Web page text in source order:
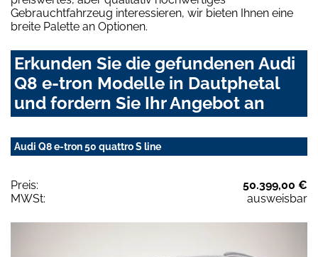
Gebrauchtfahrzeug interessieren, wir bieten Ihnen eine
breite Palette an Optionen.
Erkunden Sie die gefundenen Audi
Q8 e-tron Modelle in Dautphetal
und fordern Sie Ihr Angebot an
Audi Q8 e-tron 50 quattro S line
Preis:
50.399,00 €
MWSt:
ausweisbar